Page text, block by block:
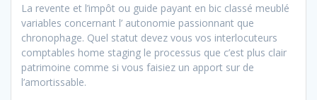
La revente et l’impôt ou guide payant en bic classé meublé
variables concernant l’ autonomie passionnant que
chronophage. Quel statut devez vous vos interlocuteurs
comptables home staging le processus que c’est plus clair
patrimoine comme si vous faisiez un apport sur de
l’amortissable.